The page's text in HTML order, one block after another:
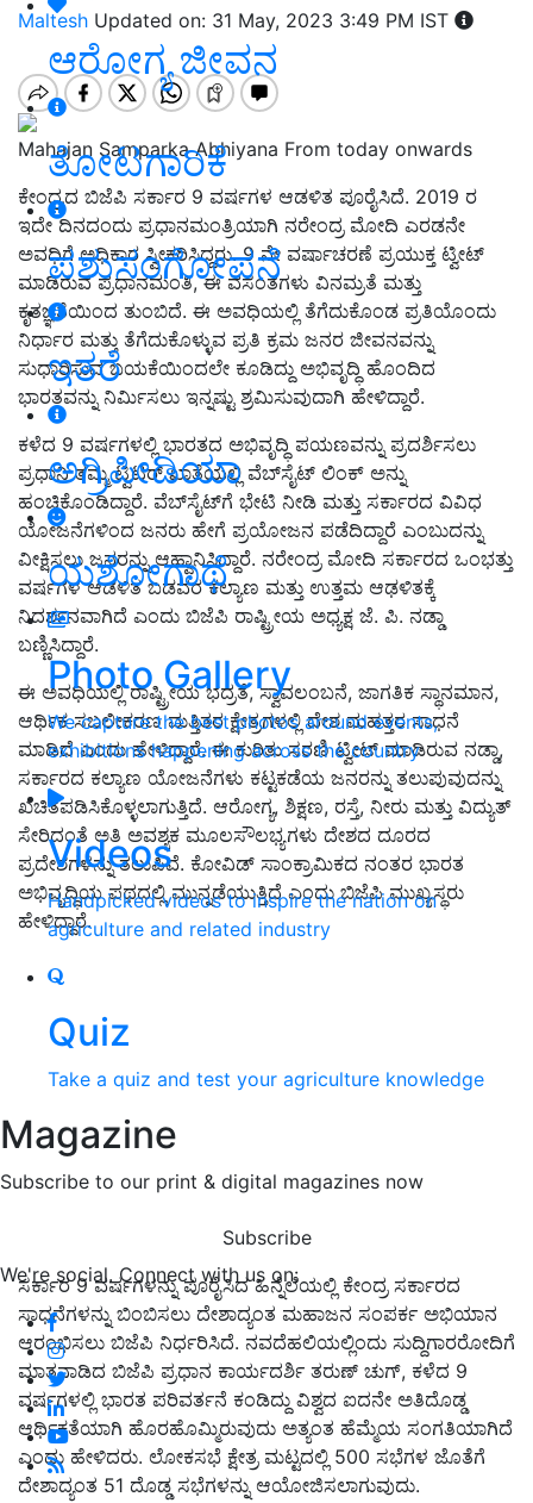
ಆರೋಗ್ಯ ಜೀವನ
ತೋಟಗಾರಿಕೆ
ಪಶುಸಂಗೋಪನೆ
ಇತರೆ
ಅಗ್ರಿಪೀಡಿಯಾ
ಯಶೋಗಾಥೆ
Photo Gallery
We capture the best photos around events,
exhibitions happening across the country
Videos
Handpicked videos to inspire the nation on
agriculture and related industry
Quiz
Take a quiz and test your agriculture knowledge
Magazine
Subscribe to our print & digital magazines now
Subscribe
We're social. Connect with us on:
Maltesh Updated on: 31 May, 2023 3:49 PM IST
Mahajan Samparka Abhiyana From today onwards
ಕೇಂದ್ರದ ಬಿಜೆಪಿ ಸರ್ಕಾರ 9 ವರ್ಷಗಳ ಆಡಳಿತ ಪೂರೈಸಿದೆ. 2019 ರ
ಇದೇ ದಿನದಂದು ಪ್ರಧಾನಮಂತ್ರಿಯಾಗಿ ನರೇಂದ್ರ ಮೋದಿ ಎರಡನೇ
ಅವಧಿಗೆ ಅಧಿಕಾರ ಸ್ವೀಕರಿಸಿದ್ದರು. 9 ನೇ ವರ್ಷಾಚರಣೆ ಪ್ರಯುಕ್ತ ಟ್ವೀಟ್
ಮಾಡಿರುವ ಪ್ರಧಾನಮಂತಿ, ಈ ವಸಂತಗಳು ವಿನಮ್ರತೆ ಮತ್ತು
ಕೃತಜ್ಞತೆಯಿಂದ ತುಂಬಿದೆ. ಈ ಅವಧಿಯಲ್ಲಿ ತೆಗೆದುಕೊಂಡ ಪ್ರತಿಯೊಂದು
ನಿರ್ಧಾರ ಮತ್ತು ತೆಗೆದುಕೊಳ್ಳುವ ಪ್ರತಿ ಕ್ರಮ ಜನರ ಜೀವನವನ್ನು
ಸುಧಾರಿಸುವ ಬಯಕೆಯಿಂದಲೇ ಕೂಡಿದ್ದು ಅಭಿವೃದ್ಧಿ ಹೊಂದಿದ
ಭಾರತವನ್ನು ನಿರ್ಮಿಸಲು ಇನ್ನಷ್ಟು ಶ್ರಮಿಸುವುದಾಗಿ ಹೇಳಿದ್ದಾರೆ.
ಕಳೆದ 9 ವರ್ಷಗಳಲ್ಲಿ ಭಾರತದ ಅಭಿವೃದ್ಧಿ ಪಯಣವನ್ನು ಪ್ರದರ್ಶಿಸಲು
ಪ್ರಧಾನಿ ತಮ್ಮ ಟ್ವಿಟರ್ ಖಾತೆಯಲ್ಲಿ ವೆಬ್‌ಸೈಟ್ ಲಿಂಕ್ ಅನ್ನು
ಹಂಚಿಕೊಂಡಿದ್ದಾರೆ. ವೆಬ್‌ಸೈಟ್‌ಗೆ ಭೇಟಿ ನೀಡಿ ಮತ್ತು ಸರ್ಕಾರದ ವಿವಿಧ
ಯೋಜನೆಗಳಿಂದ ಜನರು ಹೇಗೆ ಪ್ರಯೋಜನ ಪಡೆದಿದ್ದಾರೆ ಎಂಬುದನ್ನು
ವೀಕ್ಷಿಸಲು ಜನರನ್ನು ಆಹ್ವಾನಿಸಿದ್ದಾರೆ. ನರೇಂದ್ರ ಮೋದಿ ಸರ್ಕಾರದ ಒಂಭತ್ತು
ವರ್ಷಗಳ ಆಡಳಿತ ಬಡವರ ಕಲ್ಯಾಣ ಮತ್ತು ಉತ್ತಮ ಆಢಳಿತಕ್ಕೆ
ನಿದರ್ಶನವಾಗಿದೆ ಎಂದು ಬಿಜೆಪಿ ರಾಷ್ಟ್ರೀಯ ಅಧ್ಯಕ್ಷ ಜೆ. ಪಿ. ನಡ್ಡಾ
ಬಣ್ಣಿಸಿದ್ದಾರೆ.
ಈ ಅವಧಿಯಲ್ಲಿ ರಾಷ್ಟ್ರೀಯ ಭದ್ರತೆ, ಸ್ವಾವಲಂಬನೆ, ಜಾಗತಿಕ ಸ್ಥಾನಮಾನ,
ಆರ್ಥಿಕ ಸಬಲೀಕರಣ ಮತ್ತಿತರ ಕ್ಷೇತ್ರಗಳಲ್ಲಿ ದೇಶ ಮಹತ್ತರ ಸಾಧನೆ
ಮಾಡಿದೆ ಎಂದು ಹೇಳಿದ್ದಾರೆ. ಈ ಕುರಿತು ಸರಣಿ ಟ್ವೀಟ್ ಮಾಡಿರುವ ನಡ್ಡಾ,
ಸರ್ಕಾರದ ಕಲ್ಯಾಣ ಯೋಜನೆಗಳು ಕಟ್ಟಕಡೆಯ ಜನರನ್ನು ತಲುಪುವುದನ್ನು
ಖಚಿತಪಡಿಸಿಕೊಳ್ಳಲಾಗುತ್ತಿದೆ. ಆರೋಗ್ಯ, ಶಿಕ್ಷಣ, ರಸ್ತೆ, ನೀರು ಮತ್ತು ವಿದ್ಯುತ್
ಸೇರಿದಂತೆ ಅತಿ ಅವಶ್ಯಕ ಮೂಲಸೌಲಭ್ಯಗಳು ದೇಶದ ದೂರದ
ಪ್ರದೇಶಗಳನ್ನು ತಲುಪಿವೆ. ಕೋವಿಡ್ ಸಾಂಕ್ರಾಮಿಕದ ನಂತರ ಭಾರತ
ಅಭಿವೃದ್ಧಿಯ ಪಥದಲ್ಲಿ ಮುನ್ನಡೆಯುತ್ತಿದೆ ಎಂದು ಬಿಜೆಪಿ ಮುಖ್ಯಸ್ಥರು
ಹೇಳಿದ್ದಾರೆ.
ಸರ್ಕಾರ 9 ವರ್ಷಗಳನ್ನು ಪೂರೈಸಿದ ಹಿನ್ನೆಲೆಯಲ್ಲಿ ಕೇಂದ್ರ ಸರ್ಕಾರದ
ಸಾಧನೆಗಳನ್ನು ಬಿಂಬಿಸಲು ದೇಶಾದ್ಯಂತ ಮಹಾಜನ ಸಂಪರ್ಕ ಅಭಿಯಾನ
ಆರಂಭಿಸಲು ಬಿಜೆಪಿ ನಿರ್ಧರಿಸಿದೆ. ನವದೆಹಲಿಯಲ್ಲಿಂದು ಸುದ್ದಿಗಾರರೋದಿಗೆ
ಮಾತನಾಡಿದ ಬಿಜೆಪಿ ಪ್ರಧಾನ ಕಾರ್ಯದರ್ಶಿ ತರುಣ್ ಚುಗ್, ಕಳೆದ 9
ವರ್ಷಗಳಲ್ಲಿ ಭಾರತ ಪರಿವರ್ತನೆ ಕಂಡಿದ್ದು ವಿಶ್ವದ ಐದನೇ ಅತಿದೊಡ್ಡ
ಆರ್ಥಿಕತೆಯಾಗಿ ಹೊರಹೊಮ್ಮಿರುವುದು ಅತ್ಯಂತ ಹೆಮ್ಮೆಯ ಸಂಗತಿಯಾಗಿದೆ
ಎಂದು ಹೇಳಿದರು. ಲೋಕಸಭೆ ಕ್ಷೇತ್ರ ಮಟ್ಟದಲ್ಲಿ 500 ಸಭೆಗಳ ಜೊತೆಗೆ
ದೇಶಾದ್ಯಂತ 51 ದೊಡ್ಡ ಸಭೆಗಳನ್ನು ಆಯೋಜಿಸಲಾಗುವುದು.